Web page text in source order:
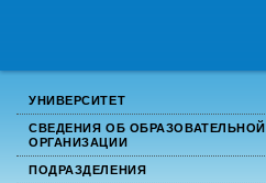
УНИВЕРСИТЕТ
СВЕДЕНИЯ ОБ ОБРАЗОВАТЕЛЬНОЙ
ОРГАНИЗАЦИИ
ПОДРАЗДЕЛЕНИЯ